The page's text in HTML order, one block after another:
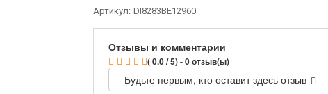
Артикул: DI8283BE12960
Отзывы и комментарии
( 0.0 / 5) - 0 отзыв(ы)
Будьте первым, кто оставит здесь отзыв